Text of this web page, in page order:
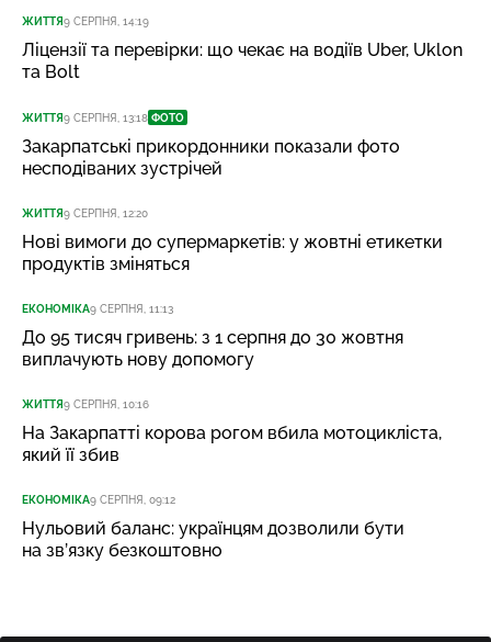
ЖИТТЯ9 СЕРПНЯ, 14:19
Ліцензії та перевірки: що чекає на водіїв Uber, Uklon
та Bolt
ЖИТТЯ9 СЕРПНЯ, 13:18 ФОТО
Закарпатські прикордонники показали фото
несподіваних зустрічей
ЖИТТЯ9 СЕРПНЯ, 12:20
Нові вимоги до супермаркетів: у жовтні етикетки
продуктів зміняться
ЕКОНОМІКА9 СЕРПНЯ, 11:13
До 95 тисяч гривень: з 1 серпня до 30 жовтня
виплачують нову допомогу
ЖИТТЯ9 СЕРПНЯ, 10:16
На Закарпатті корова рогом вбила мотоцикліста,
який її збив
ЕКОНОМІКА9 СЕРПНЯ, 09:12
Нульовий баланс: українцям дозволили бути
на зв’язку безкоштовно